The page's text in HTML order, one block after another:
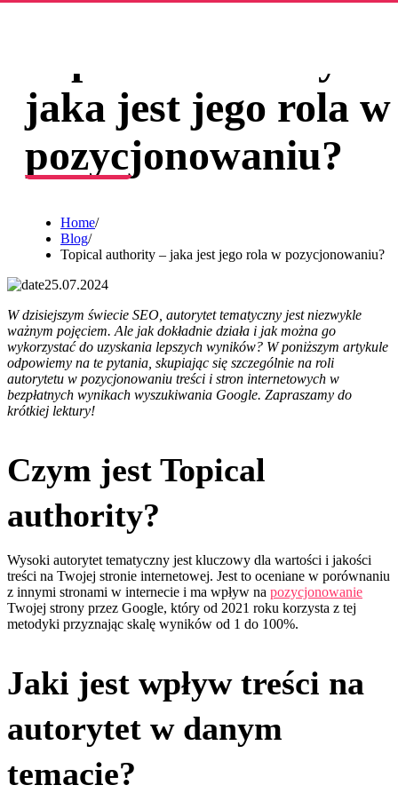
jaka jest jego rola w
pozycjonowaniu?
Home/
Blog/
Topical authority – jaka jest jego rola w pozycjonowaniu?
25.07.2024
W dzisiejszym świecie SEO, autorytet tematyczny jest niezwykle
ważnym pojęciem. Ale jak dokładnie działa i jak można go
wykorzystać do uzyskania lepszych wyników? W poniższym artykule
odpowiemy na te pytania, skupiając się szczególnie na roli
autorytetu w pozycjonowaniu treści i stron internetowych w
bezpłatnych wynikach wyszukiwania Google. Zapraszamy do
krótkiej lektury!
Czym jest Topical
authority?
Wysoki autorytet tematyczny jest kluczowy dla wartości i jakości
treści na Twojej stronie internetowej. Jest to oceniane w porównaniu
z innymi stronami w internecie i ma wpływ na pozycjonowanie
Twojej strony przez Google, który od 2021 roku korzysta z tej
metodyki przyznając skalę wyników od 1 do 100%.
Jaki jest wpływ treści na
autorytet w danym
temacie?